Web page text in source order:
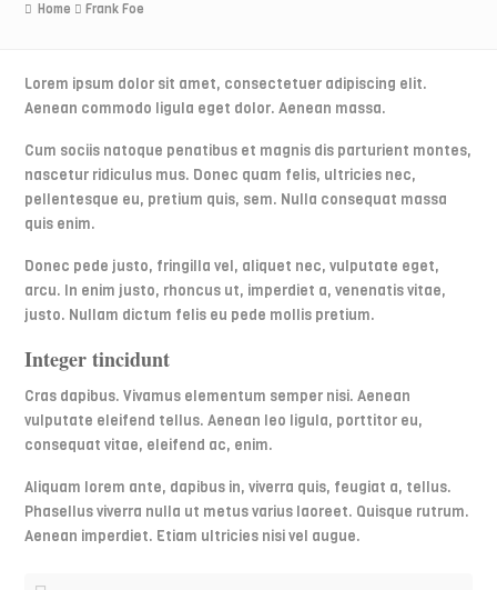
Home Frank Foe
Lorem ipsum dolor sit amet, consectetuer adipiscing elit.
Aenean commodo ligula eget dolor. Aenean massa.
Cum sociis natoque penatibus et magnis dis parturient montes,
nascetur ridiculus mus. Donec quam felis, ultricies nec,
pellentesque eu, pretium quis, sem. Nulla consequat massa
quis enim.
Donec pede justo, fringilla vel, aliquet nec, vulputate eget,
arcu. In enim justo, rhoncus ut, imperdiet a, venenatis vitae,
justo. Nullam dictum felis eu pede mollis pretium.
Integer tincidunt
Cras dapibus. Vivamus elementum semper nisi. Aenean
vulputate eleifend tellus. Aenean leo ligula, porttitor eu,
consequat vitae, eleifend ac, enim.
Aliquam lorem ante, dapibus in, viverra quis, feugiat a, tellus.
Phasellus viverra nulla ut metus varius laoreet. Quisque rutrum.
Aenean imperdiet. Etiam ultricies nisi vel augue.